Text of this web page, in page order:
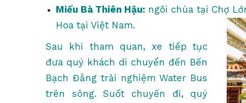
Miếu Bà Thiên Hậu: ngôi chùa tại Chợ
Hoa tại Việt Nam.
Sau khi tham quan, xe tiếp tục
đưa quý khách di chuyển đến Bến
Bạch Đằng trải nghiệm Water Bus
trên sông. Suốt chuyến đi, quý